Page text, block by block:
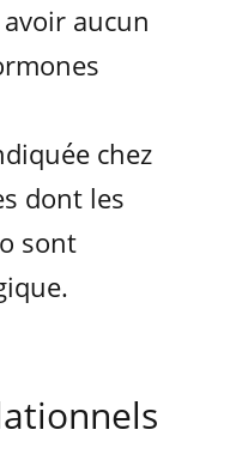
aucun
chez
dont les
sont